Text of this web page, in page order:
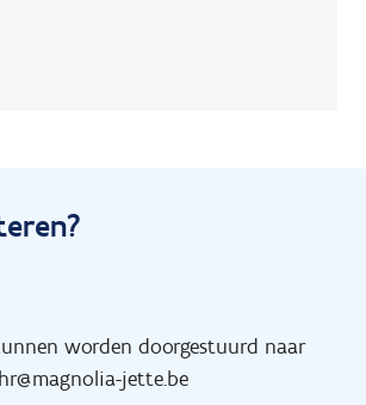
worden doorgestuurd naar
jette.be